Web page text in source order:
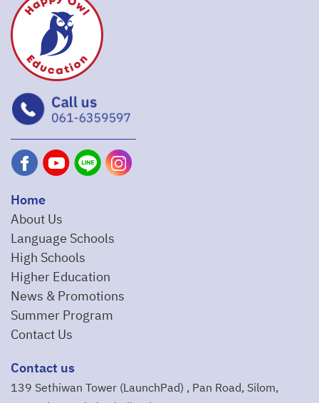
Home
About Us
Language Schools
High Schools
Higher Education
News & Promotions
Summer Program
Contact Us
Contact us
139 Sethiwan Tower (LaunchPad) , Pan Road, Silom,